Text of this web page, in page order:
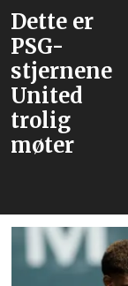
Dette er
PSG-
stjernene
United
trolig
møter